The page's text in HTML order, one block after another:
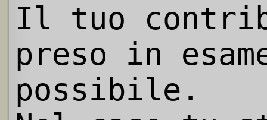
Il tuo
preso in
possibile.